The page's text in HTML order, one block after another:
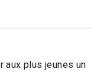
aux plus jeunes un